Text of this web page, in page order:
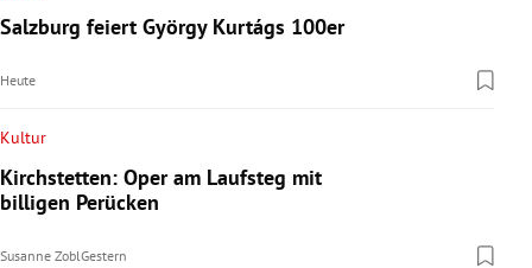
Salzburg feiert György Kurtágs 100er
Heute
Kultur
Kirchstetten: Oper am Laufsteg mit
billigen Perücken
Susanne ZoblGestern